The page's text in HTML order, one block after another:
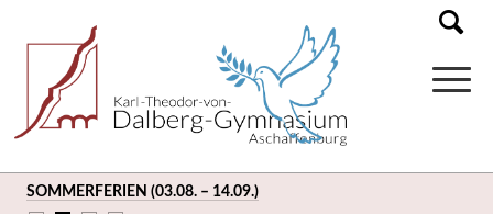
SOMMERFERIEN (03.08. – 14.09.)